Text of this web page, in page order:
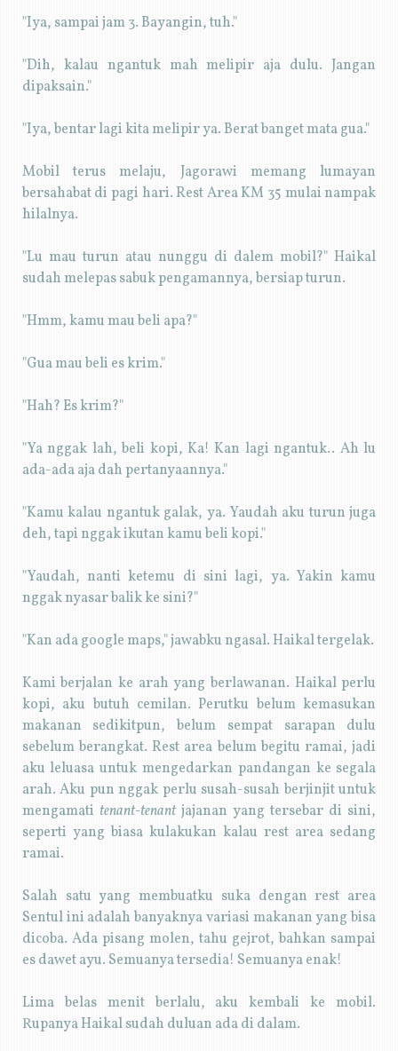
"Iya, sampai jam 3. Bayangin, tuh."
"Dih, kalau ngantuk mah melipir aja dulu. Jangan
dipaksain."
"Iya, bentar lagi kita melipir ya. Berat banget mata gua."
Mobil terus melaju, Jagorawi memang lumayan
bersahabat di pagi hari. Rest Area KM 35 mulai nampak
hilalnya.
"Lu mau turun atau nunggu di dalem mobil?" Haikal
sudah melepas sabuk pengamannya, bersiap turun.
"Hmm, kamu mau beli apa?"
"Gua mau beli es krim."
"Hah? Es krim?"
"Ya nggak lah, beli kopi, Ka! Kan lagi ngantuk.. Ah lu
ada-ada aja dah pertanyaannya."
"Kamu kalau ngantuk galak, ya. Yaudah aku turun juga
deh, tapi nggak ikutan kamu beli kopi."
"Yaudah, nanti ketemu di sini lagi, ya. Yakin kamu
nggak nyasar balik ke sini?"
"Kan ada google maps," jawabku ngasal. Haikal tergelak.
Kami berjalan ke arah yang berlawanan. Haikal perlu
kopi, aku butuh cemilan. Perutku belum kemasukan
makanan sedikitpun, belum sempat sarapan dulu
sebelum berangkat. Rest area belum begitu ramai, jadi
aku leluasa untuk mengedarkan pandangan ke segala
arah. Aku pun nggak perlu susah-susah berjinjit untuk
mengamati tenant-tenant jajanan yang tersebar di sini,
seperti yang biasa kulakukan kalau rest area sedang
ramai.
Salah satu yang membuatku suka dengan rest area
Sentul ini adalah banyaknya variasi makanan yang bisa
dicoba. Ada pisang molen, tahu gejrot, bahkan sampai
es dawet ayu. Semuanya tersedia! Semuanya enak!
Lima belas menit berlalu, aku kembali ke mobil.
Rupanya Haikal sudah duluan ada di dalam.